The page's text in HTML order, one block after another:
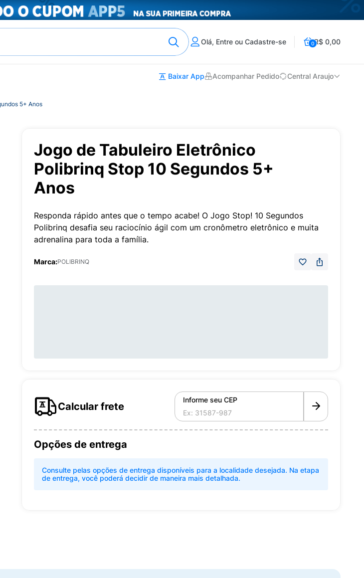
Olá, Entre ou Cadastre-se 0R$ 0,00
Baixar App Acompanhar Pedido Central Araujo
5+ Anos
Jogo de Tabuleiro Eletrônico
Polibrinq Stop 10 Segundos 5+
Anos
Responda rápido antes que o tempo acabe! O Jogo Stop! 10 Segundos
Polibrinq desafia seu raciocínio ágil com um cronômetro eletrônico e muita
adrenalina para toda a família.
Marca:POLIBRINQ
Calcular frete
Informe seu CEP
Opções de entrega
Consulte pelas opções de entrega disponíveis para a localidade desejada. Na etapa
de entrega, você poderá decidir de maneira mais detalhada.